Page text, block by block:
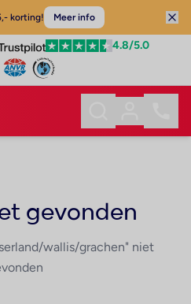
korting! Meer info
4.8/5.0
gevonden
wallis/grachen" niet